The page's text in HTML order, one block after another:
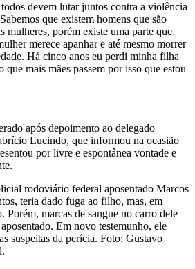
devem lutar juntos contra a violência
que existem homens que são
mulheres, porém existe uma parte que
merece apanhar e até mesmo morrer
Há cinco anos eu perdi minha filha
que mais mães passem por isso que estou
após depoimento ao delegado
Lucindo, que informou na ocasião
por livre e espontânea vontade e
rodoviário federal aposentado Marcos
teria dado fuga ao filho, mas, em
Porém, marcas de sangue no carro dele
Em novo testemunho, ele
suspeitas da perícia. Foto: Gustavo